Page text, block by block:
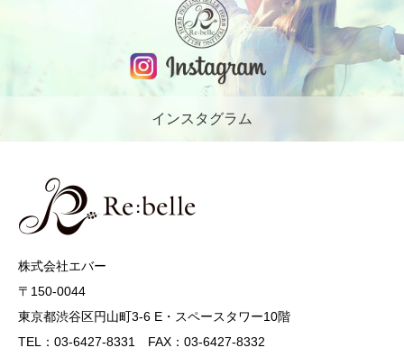
インスタグラム
株式会社エバー
〒150-0044
東京都渋谷区円山町3-6 E・スペースタワー10階
TEL：03-6427-8331 FAX：03-6427-8332